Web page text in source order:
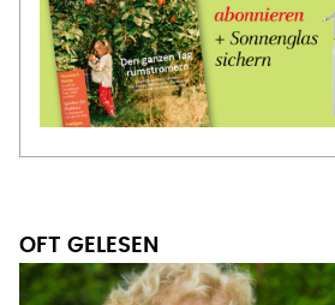
OFT GELESEN